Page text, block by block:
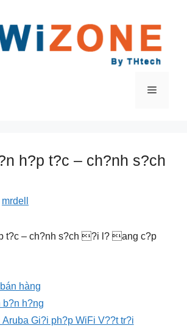
Menu
h?p t?c – ch?nh s?ch
mrdell
t?c – ch?nh s?ch ?i l? ang c?p
hàng
b?n h?ng
Aruba Gi?i ph?p WiFi V??t tr?i